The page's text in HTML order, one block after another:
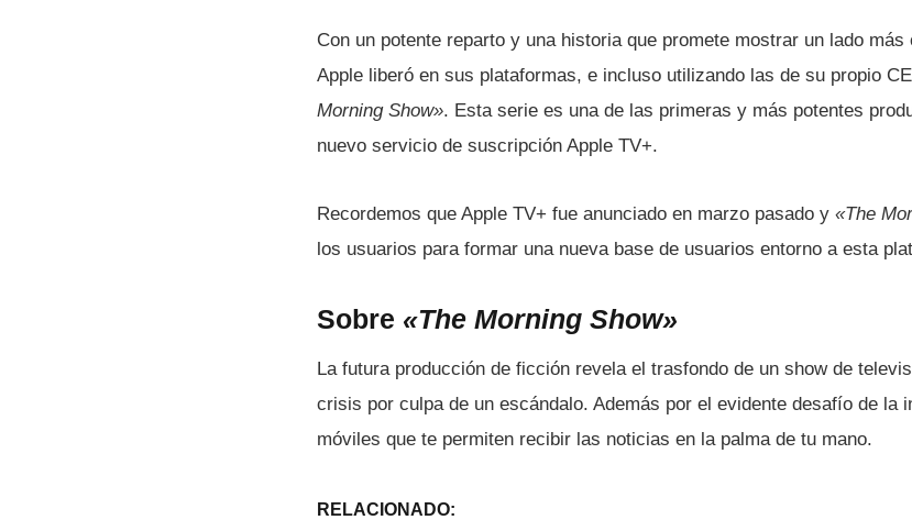
Con un potente reparto y una historia que promete mostrar un lado
Apple liberó en sus plataformas, e incluso utilizando las de su propio
Morning Show». Esta serie es una de las primeras y más potentes
nuevo servicio de suscripción Apple TV+.
Recordemos que Apple TV+ fue anunciado en marzo pasado y «The
los usuarios para formar una nueva base de usuarios entorno a esta
Sobre «The Morning Show»
La futura producción de ficción revela el trasfondo de un show de
crisis por culpa de un escándalo. Además por el evidente desafí­o de la
móviles que te permiten recibir las noticias en la palma de tu mano.
RELACIONADO: